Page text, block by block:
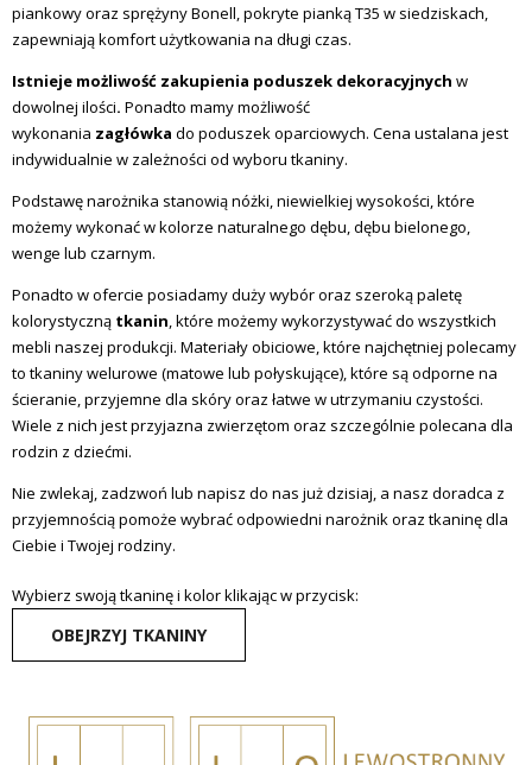
piankowy oraz sprężyny Bonell, pokryte pianką T35 w siedziskach,
zapewniają komfort użytkowania na długi czas.
Istnieje możliwość zakupienia poduszek dekoracyjnych w
dowolnej ilości. Ponadto mamy możliwość
wykonania zagłówka do poduszek oparciowych. Cena ustalana jest
indywidualnie w zależności od wyboru tkaniny.
Podstawę narożnika stanowią nóżki, niewielkiej wysokości, które
możemy wykonać w kolorze naturalnego dębu, dębu bielonego,
wenge lub czarnym.
Ponadto w ofercie posiadamy duży wybór oraz szeroką paletę
kolorystyczną tkanin, które możemy wykorzystywać do wszystkich
mebli naszej produkcji. Materiały obiciowe, które najchętniej polecamy
to tkaniny welurowe (matowe lub połyskujące), które są odporne na
ścieranie, przyjemne dla skóry oraz łatwe w utrzymaniu czystości.
Wiele z nich jest przyjazna zwierzętom oraz szczególnie polecana dla
rodzin z dziećmi.
Nie zwlekaj, zadzwoń lub napisz do nas już dzisiaj, a nasz doradca z
przyjemnością pomoże wybrać odpowiedni narożnik oraz tkaninę dla
Ciebie i Twojej rodziny.
Wybierz swoją tkaninę i kolor klikając w przycisk:
OBEJRZYJ TKANINY